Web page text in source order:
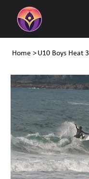
Home >U10 Boys Heat 3